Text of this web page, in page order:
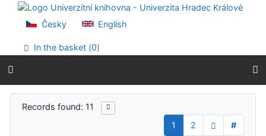
Go to content
Go to menu
Accessibility declaration
Česky English
In the basket (0)
Search results
Records found: 11
1
2
#